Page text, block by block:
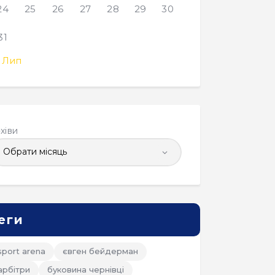
25 26 27 28 29 30
Лип
arena
євген бейдерман
буковина чернівці